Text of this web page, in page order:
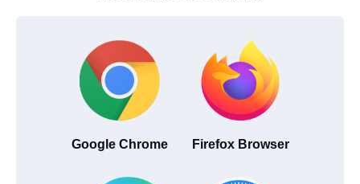
Google Chrome Firefox Browser